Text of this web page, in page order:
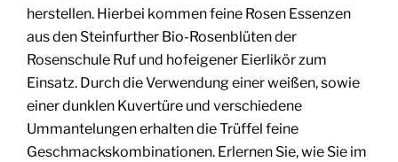
herstellen. Hierbei kommen feine Rosen Essenzen
aus den Steinfurther Bio-Rosenblüten der
Rosenschule Ruf und hofeigener Eierlikörzum
Einsatz. Durch die Verwendung einer weißen, sowie
einer dunklen Kuvertüre und verschiedene
Ummantelungen erhalten die Trüffel feine
Geschmackskombinationen. Erlernen Sie, wie Sie im